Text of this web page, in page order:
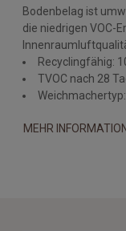
Bodenbelag ist
die niedrigen VOC-
Recyclingfähig:
TVOC nach 28
MEHR